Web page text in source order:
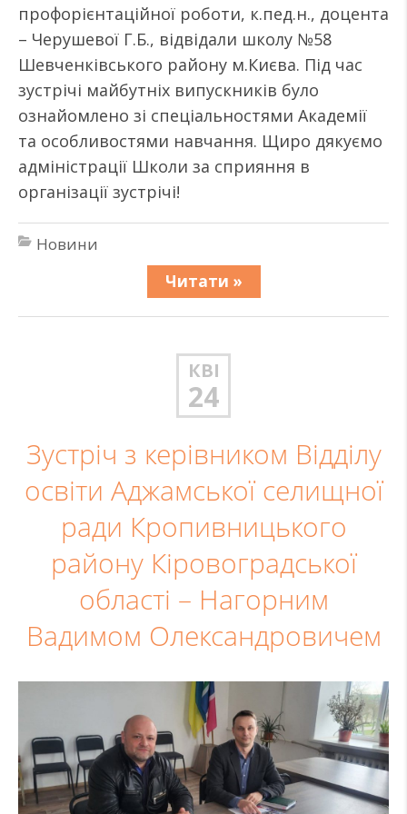
профорієнтаційної роботи, к.пед.н., доцента
– Черушевої Г.Б., відвідали школу №58
Шевченківського району м.Києва. Під час
зустрічі майбутніх випускників було
ознайомлено зі спеціальностями Академії
та особливостями навчання. Щиро дякуємо
адміністрації Школи за сприяння в
організації зустрічі!
Новини
Читати »
КВІ
24
Зустріч з керівником Відділу
освіти Аджамської селищної
ради Кропивницького
району Кіровоградської
області – Нагорним
Вадимом Олександровичем